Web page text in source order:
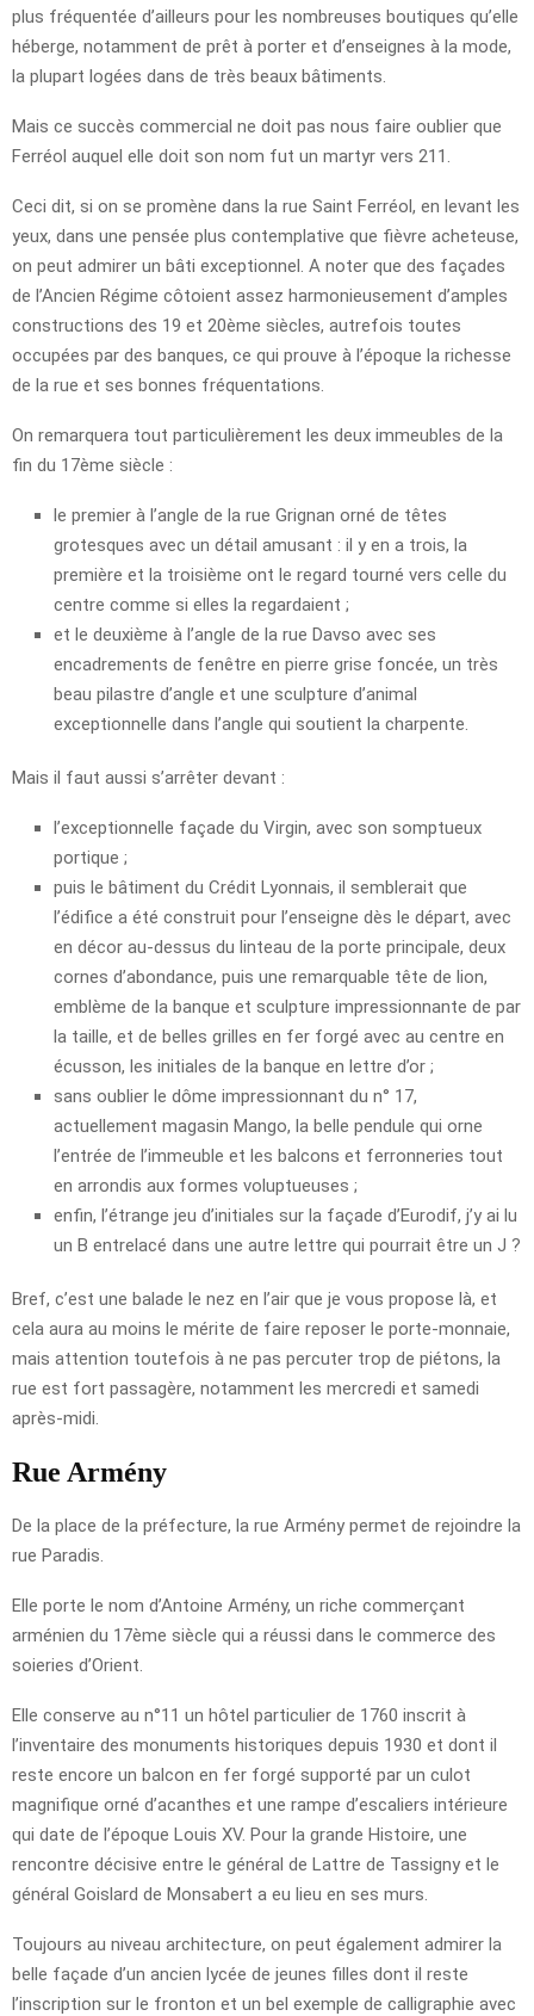
plus fréquentée d’ailleurs pour les nombreuses boutiques qu’elle
héberge, notamment de prêt à porter et d’enseignes à la mode,
la plupart logées dans de très beaux bâtiments.
Mais ce succès commercial ne doit pas nous faire oublier que
Ferréol auquel elle doit son nom fut un martyr vers 211.
Ceci dit, si on se promène dans la rue Saint Ferréol, en levant les
yeux, dans une pensée plus contemplative que fièvre acheteuse,
on peut admirer un bâti exceptionnel. A noter que des façades
de l’Ancien Régime côtoient assez harmonieusement d’amples
constructions des 19 et 20ème siècles, autrefois toutes
occupées par des banques, ce qui prouve à l’époque la richesse
de la rue et ses bonnes fréquentations.
On remarquera tout particulièrement les deux immeubles de la
fin du 17ème siècle :
le premier à l’angle de la rue Grignan orné de têtes
grotesques avec un détail amusant : il y en a trois, la
première et la troisième ont le regard tourné vers celle du
centre comme si elles la regardaient ;
et le deuxième à l’angle de la rue Davso avec ses
encadrements de fenêtre en pierre grise foncée, un très
beau pilastre d’angle et une sculpture d’animal
exceptionnelle dans l’angle qui soutient la charpente.
Mais il faut aussi s’arrêter devant :
l’exceptionnelle façade du Virgin, avec son somptueux
portique ;
puis le bâtiment du Crédit Lyonnais, il semblerait que
l’édifice a été construit pour l’enseigne dès le départ, avec
en décor au-dessus du linteau de la porte principale, deux
cornes d’abondance, puis une remarquable tête de lion,
emblème de la banque et sculpture impressionnante de par
la taille, et de belles grilles en fer forgé avec au centre en
écusson, les initiales de la banque en lettre d’or ;
sans oublier le dôme impressionnant du n° 17,
actuellement magasin Mango, la belle pendule qui orne
l’entrée de l’immeuble et les balcons et ferronneries tout
en arrondis aux formes voluptueuses ;
enfin, l’étrange jeu d’initiales sur la façade d’Eurodif, j’y ai lu
un B entrelacé dans une autre lettre qui pourrait être un J ?
Bref, c’est une balade le nez en l’air que je vous propose là, et
cela aura au moins le mérite de faire reposer le porte-monnaie,
mais attention toutefois à ne pas percuter trop de piétons, la
rue est fort passagère, notamment les mercredi et samedi
après-midi.
Rue Armény
De la place de la préfecture, la rue Armény permet de rejoindre la
rue Paradis.
Elle porte le nom d’Antoine Armény, un riche commerçant
arménien du 17ème siècle qui a réussi dans le commerce des
soieries d’Orient.
Elle conserve au n°11 un hôtel particulier de 1760 inscrit à
l’inventaire des monuments historiques depuis 1930 et dont il
reste encore un balcon en fer forgé supporté par un culot
magnifique orné d’acanthes et une rampe d’escaliers intérieure
qui date de l’époque Louis XV. Pour la grande Histoire, une
rencontre décisive entre le général de Lattre de Tassigny et le
général Goislard de Monsabert a eu lieu en ses murs.
Toujours au niveau architecture, on peut également admirer la
belle façade d’un ancien lycée de jeunes filles dont il reste
l’inscription sur le fronton et un bel exemple de calligraphie avec